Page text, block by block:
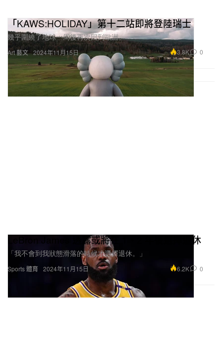
Art 藝文
「KAWS:HOLIDAY」第十二站即將登陸瑞士
幾乎圍繞了地球一周後再次回到歐洲。
2024年11月15日 3.8K 0
Sports 體育
LeBron James 透露或將在 1、2 年後選擇退休
「我不會到我狀態滑落的時候才選擇退休。」
2024年11月15日 6.2K 0